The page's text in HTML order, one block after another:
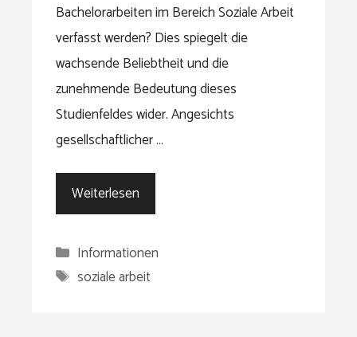
Bachelorarbeiten im Bereich Soziale Arbeit
verfasst werden? Dies spiegelt die
wachsende Beliebtheit und die
zunehmende Bedeutung dieses
Studienfeldes wider. Angesichts
gesellschaftlicher …
Weiterlesen
Kategorien
Informationen
Schlagwörter
soziale arbeit